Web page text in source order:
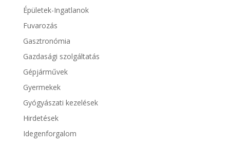
Épületek-Ingatlanok
Fuvarozás
Gasztronómia
Gazdasági szolgáltatás
Gépjárművek
Gyermekek
Gyógyászati kezelések
Hirdetések
Idegenforgalom